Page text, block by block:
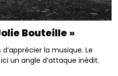
Bouteille »
la musique. Le
un angle d’attaque inédit.